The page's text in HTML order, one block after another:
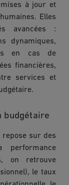
à jour et
Elles
avancées :
dynamiques,
en cas de
financières,
services et
budgétaire
repose sur des
performance
on retrouve
le taux